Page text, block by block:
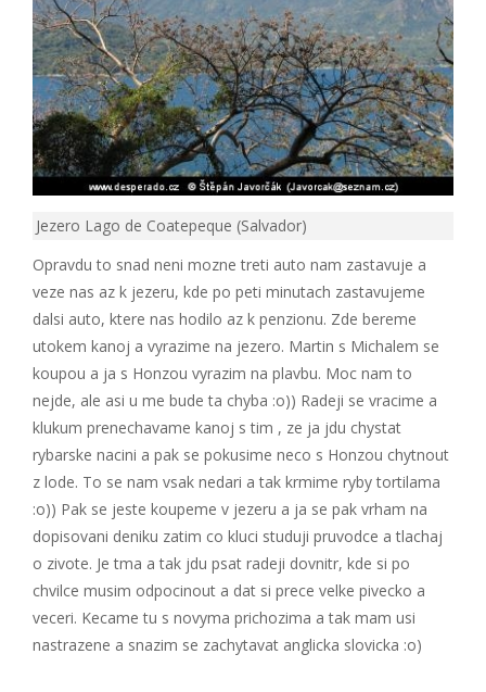
Jezero Lago de Coatepeque (Salvador)
Opravdu to snad neni mozne treti auto nam zastavuje a
veze nas az k jezeru, kde po peti minutach zastavujeme
dalsi auto, ktere nas hodilo az k penzionu. Zde bereme
utokem kanoj a vyrazime na jezero. Martin s Michalem se
koupou a ja s Honzou vyrazim na plavbu. Moc nam to
nejde, ale asi u me bude ta chyba :o)) Radeji se vracime a
klukum prenechavame kanoj s tim , ze ja jdu chystat
rybarske nacini a pak se pokusime neco s Honzou chytnout
z lode. To se nam vsak nedari a tak krmime ryby tortilama
:o)) Pak se jeste koupeme v jezeru a ja se pak vrham na
dopisovani deniku zatim co kluci studuji pruvodce a tlachaj
o zivote. Je tma a tak jdu psat radeji dovnitr, kde si po
chvilce musim odpocinout a dat si prece velke pivecko a
veceri. Kecame tu s novyma prichozima a tak mam usi
nastrazene a snazim se zachytavat anglicka slovicka :o)